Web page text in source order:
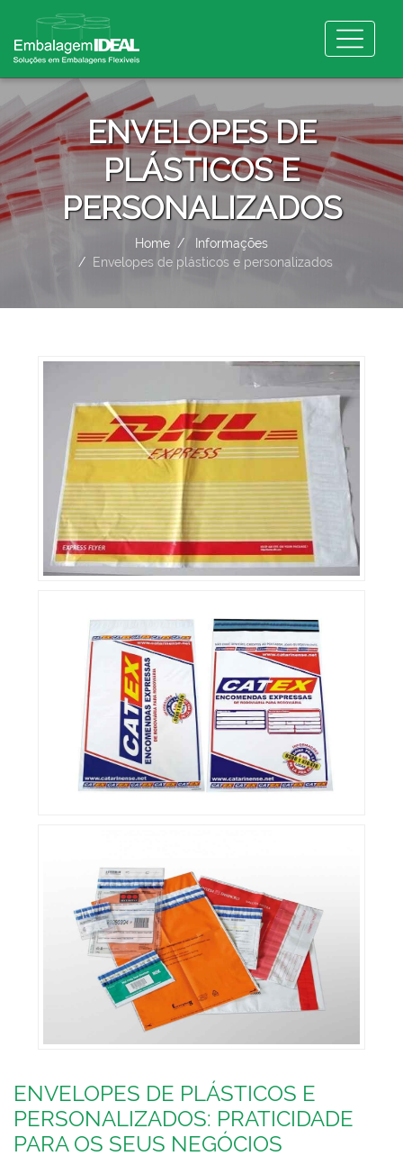
ENVELOPES DE
PLÁSTICOS E
PERSONALIZADOS
Home
Informações
Envelopes de plásticos e personalizados
ENVELOPES DE PLÁSTICOS E
PERSONALIZADOS: PRATICIDADE
PARA OS SEUS NEGÓCIOS